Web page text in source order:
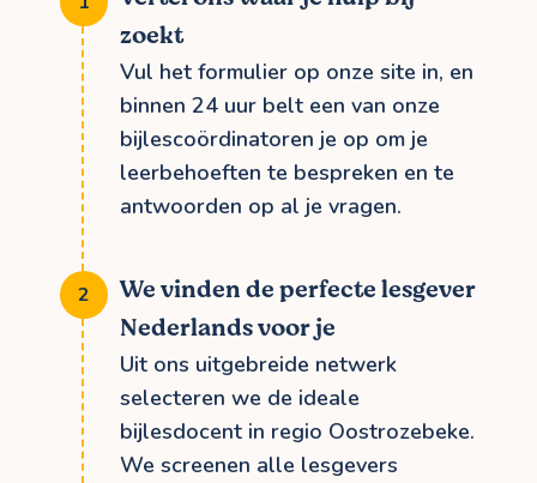
zoekt
Vul het formulier op onze site in, en
binnen 24 uur belt een van onze
bijlescoördinatoren je op om je
leerbehoeften te bespreken en te
antwoorden op al je vragen.
We vinden de perfecte lesgever
Nederlands voor je
Uit ons uitgebreide netwerk
selecteren we de ideale
bijlesdocent in regio Oostrozebeke.
We screenen alle lesgevers